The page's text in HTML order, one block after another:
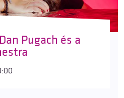
Pugach és a